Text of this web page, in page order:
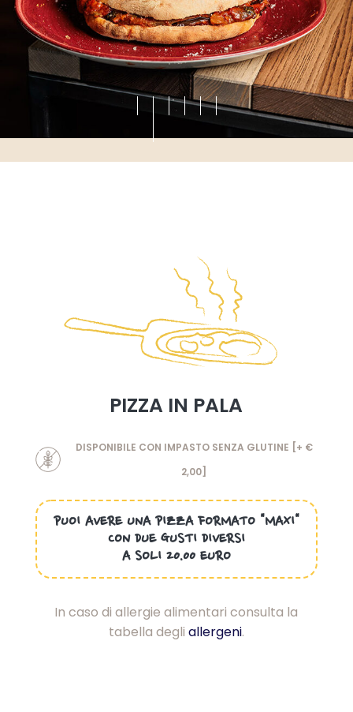
PIZZA IN PALA
DISPONIBILE CON IMPASTO SENZA GLUTINE [+ €
2,00]
PUOI AVERE UNA PIZZA FORMATO "MAXI"
CON DUE GUSTI DIVERSI
A SOLI 20.00 EURO
In caso di allergie alimentari consulta la
tabella degli allergeni.